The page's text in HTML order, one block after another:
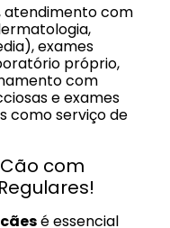
atendimento com
exames
próprio,
com
e exames
como serviço de
com
é essencial